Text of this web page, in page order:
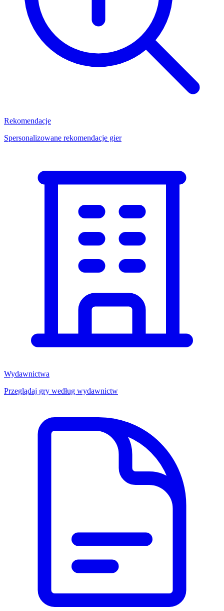
Rekomendacje
Spersonalizowane rekomendacje gier
Wydawnictwa
Przeglądaj gry według wydawnictw